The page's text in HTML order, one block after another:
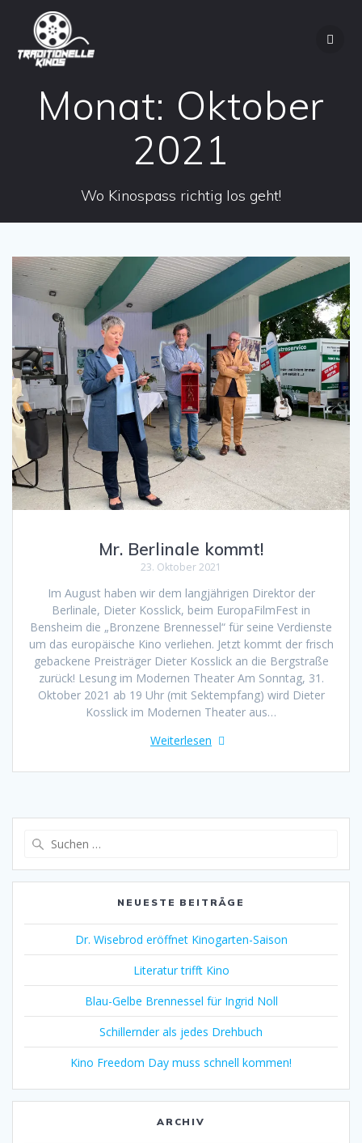
Monat: Oktober
2021
Wo Kinospass richtig los geht!
Mr. Berlinale kommt!
23. Oktober 2021
Im August haben wir dem langjährigen Direktor der
Berlinale, Dieter Kosslick, beim EuropaFilmFest in
Bensheim die „Bronzene Brennessel“ für seine Verdienste
um das europäische Kino verliehen. Jetzt kommt der frisch
gebackene Preisträger Dieter Kosslick an die Bergstraße
zurück! Lesung im Modernen Theater Am Sonntag, 31.
Oktober 2021 ab 19 Uhr (mit Sektempfang) wird Dieter
Kosslick im Modernen Theater aus…
Weiterlesen
NEUESTE BEITRÄGE
Dr. Wisebrod eröffnet Kinogarten-Saison
Literatur trifft Kino
Blau-Gelbe Brennessel für Ingrid Noll
Schillernder als jedes Drehbuch
Kino Freedom Day muss schnell kommen!
ARCHIV